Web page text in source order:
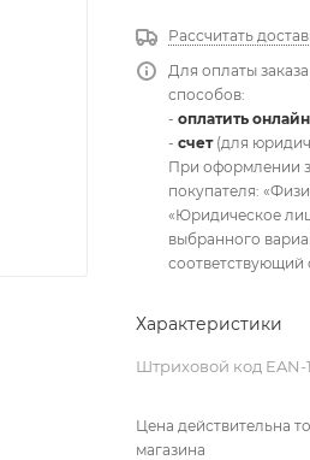
Рассчитать
Для оплаты
способов:
- оплатить онлайн
- счет(для
При оформлении
покупателя:
«Юридическое
выбранного
соответствующий
Характеристики
Штриховой код EAN-
Цена действительна
магазина